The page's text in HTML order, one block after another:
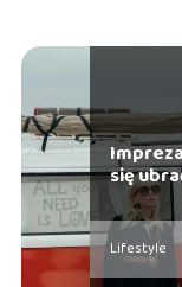
się
Lifestyle